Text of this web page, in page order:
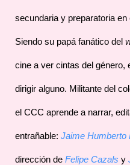
secundaria y preparatoria
Siendo su papá fanático del
cine a ver cintas del género,
dirigir alguno. Militante del
el CCC aprende a narrar,
entrañable: Jaime Humberto
dirección de Felipe Cazals y